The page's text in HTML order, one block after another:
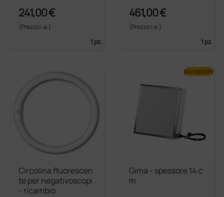
241,00 €
(Prezzo i.e.)
1 pz.
461,00 €
(Prezzo i.e.)
1 pz.
Circolina fluorescen
te per negativoscopi
- ricambio
Gima - spessore 14 c
m
più opzioni